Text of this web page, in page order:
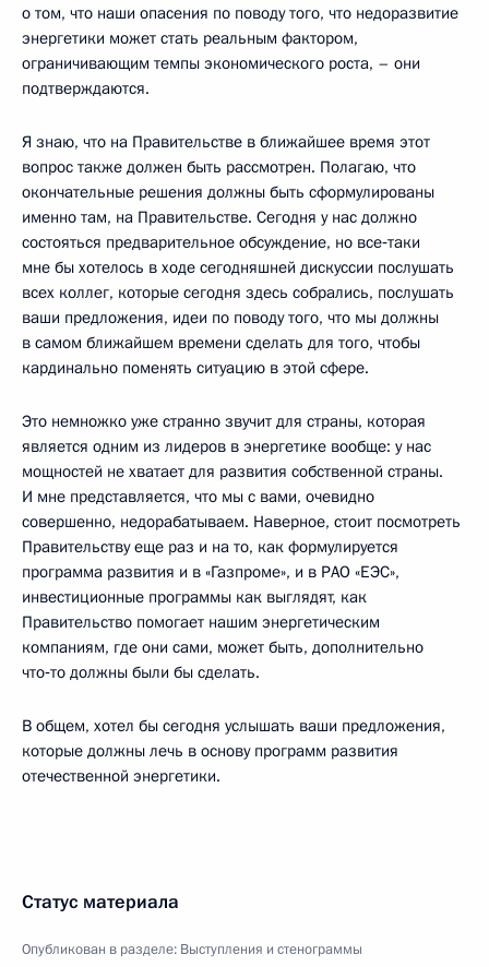
о том, что наши опасения по поводу того, что недоразвитие
энергетики может стать реальным фактором,
ограничивающим темпы экономического роста, – они
подтверждаются.
Я знаю, что на Правительстве в ближайшее время этот
вопрос также должен быть рассмотрен. Полагаю, что
окончательные решения должны быть сформулированы
именно там, на Правительстве. Сегодня у нас должно
состояться предварительное обсуждение, но все‑таки
мне бы хотелось в ходе сегодняшней дискуссии послушать
всех коллег, которые сегодня здесь собрались, послушать
ваши предложения, идеи по поводу того, что мы должны
в самом ближайшем времени сделать для того, чтобы
кардинально поменять ситуацию в этой сфере.
Это немножко уже странно звучит для страны, которая
является одним из лидеров в энергетике вообще: у нас
мощностей не хватает для развития собственной страны.
И мне представляется, что мы с вами, очевидно
совершенно, недорабатываем. Наверное, стоит посмотреть
Правительству еще раз и на то, как формулируется
программа развития и в «Газпроме», и в РАО «ЕЭС»,
инвестиционные программы как выглядят, как
Правительство помогает нашим энергетическим
компаниям, где они сами, может быть, дополнительно
что‑то должны были бы сделать.
В общем, хотел бы сегодня услышать ваши предложения,
которые должны лечь в основу программ развития
отечественной энергетики.
Статус материала
Опубликован в разделе: Выступления и стенограммы